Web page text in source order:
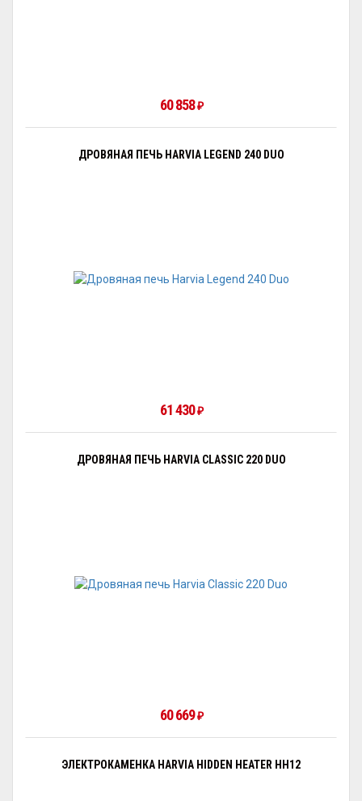
60 858₽
ДРОВЯНАЯ ПЕЧЬ HARVIA LEGEND 240 DUO
61 430₽
ДРОВЯНАЯ ПЕЧЬ HARVIA CLASSIC 220 DUO
60 669₽
ЭЛЕКТРОКАМЕНКА HARVIA HIDDEN HEATER HH12